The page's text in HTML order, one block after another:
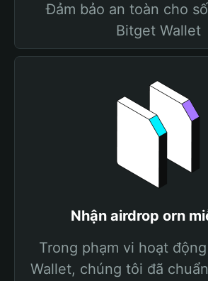
Đảm bảo an toàn cho
Bitget Wallet
Nhận airdrop orn
Trong phạm vi hoạt
Wallet, chúng tôi đã